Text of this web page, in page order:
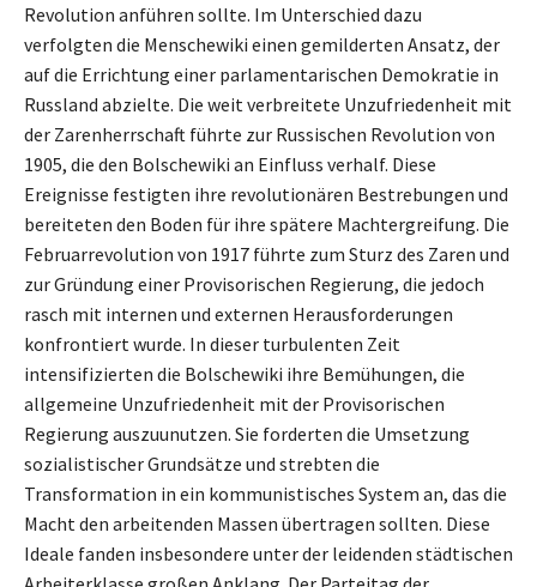
Revolution anführen sollte. Im Unterschied dazu
verfolgten die Menschewiki einen gemilderten Ansatz, der
auf die Errichtung einer parlamentarischen Demokratie in
Russland abzielte. Die weit verbreitete Unzufriedenheit mit
der Zarenherrschaft führte zur Russischen Revolution von
1905, die den Bolschewiki an Einfluss verhalf. Diese
Ereignisse festigten ihre revolutionären Bestrebungen und
bereiteten den Boden für ihre spätere Machtergreifung. Die
Februarrevolution von 1917 führte zum Sturz des Zaren und
zur Gründung einer Provisorischen Regierung, die jedoch
rasch mit internen und externen Herausforderungen
konfrontiert wurde. In dieser turbulenten Zeit
intensifizierten die Bolschewiki ihre Bemühungen, die
allgemeine Unzufriedenheit mit der Provisorischen
Regierung auszuunutzen. Sie forderten die Umsetzung
sozialistischer Grundsätze und strebten die
Transformation in ein kommunistisches System an, das die
Macht den arbeitenden Massen übertragen sollten. Diese
Ideale fanden insbesondere unter der leidenden städtischen